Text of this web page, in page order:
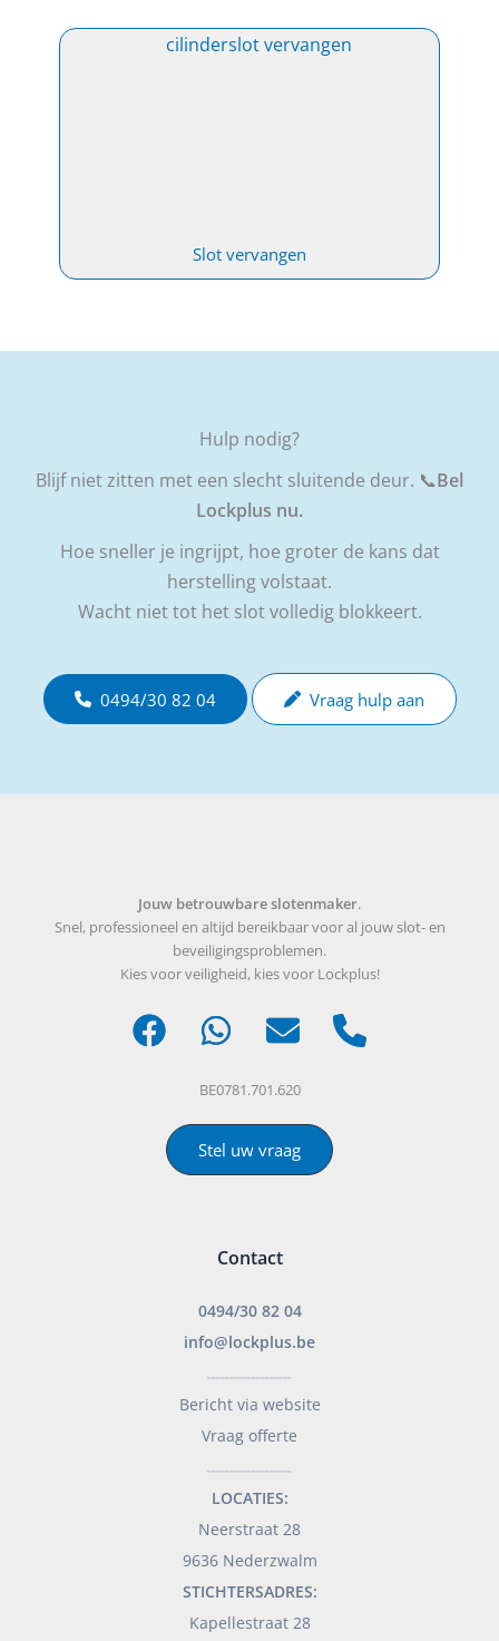
Slot vervangen
Hulp nodig?
Blijf niet zitten met een slecht sluitende deur. 📞Bel
Lockplus nu.
Hoe sneller je ingrijpt, hoe groter de kans dat
herstelling volstaat.
Wacht niet tot het slot volledig blokkeert.
0494/30 82 04 Vraag hulp aan
Jouw betrouwbare slotenmaker.
Snel, professioneel en altijd bereikbaar voor al jouw slot- en
beveiligingsproblemen.
Kies voor veiligheid, kies voor Lockplus!
BE0781.701.620
Stel uw vraag
Contact
0494/30 82 04
info@lockplus.be
Bericht via website
Vraag offerte
LOCATIES:
Neerstraat 28
9636 Nederzwalm
STICHTERSADRES:
Kapellestraat 28